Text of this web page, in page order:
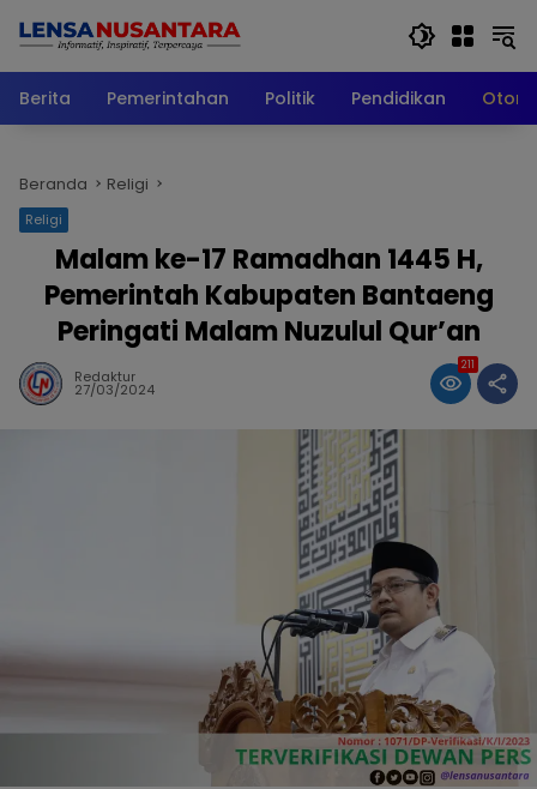
Berita
Pemerintahan Politik Pendidikan
Beranda Religi
Religi
Malam ke-17 Ramadhan 1445 H,
Pemerintah Kabupaten Bantaeng
Peringati Malam Nuzulul Qur’an
Redaktur
27/03/2024
211